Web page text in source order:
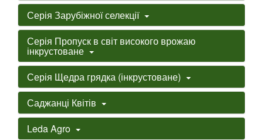
Серія Зарубіжної селекції
Серія Пропуск в світ високого врожаю
інкрустоване
Серія Щедра грядка (інкрустоване)
Саджанці Квітів
Leda Agro